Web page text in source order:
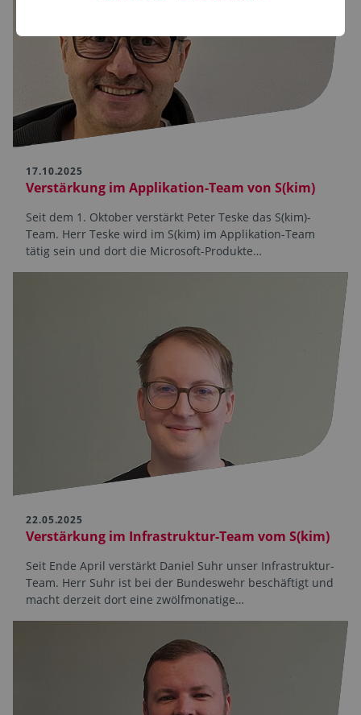
17.10.2025
Verstärkung im Applikation-Team von S(kim)
Seit dem 1. Oktober verstärkt Peter Teske das S(kim)-
Team. Herr Teske wird im S(kim) im Applikation-Team
tätig sein und dort die Microsoft-Produkte…
22.05.2025
Verstärkung im Infrastruktur-Team vom S(kim)
Seit Ende April verstärkt Daniel Suhr unser Infrastruktur-
Team. Herr Suhr ist bei der Bundeswehr beschäftigt und
macht derzeit dort eine zwölfmonatige…